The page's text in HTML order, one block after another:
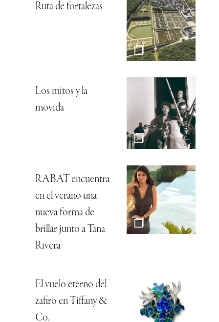
Ruta de fortalezas
Los mitos y la
movida
RABAT encuentra
en el verano una
nueva forma de
brillar junto a Tana
Rivera
El vuelo eterno del
zafiro en Tiffany &
Co.